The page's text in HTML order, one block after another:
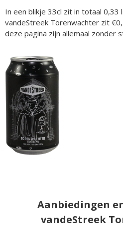
In een blikje 33cl zit in totaal 0,33
vandeStreek Torenwachter zit
deze pagina zijn allemaal zonder
Aanbiedingen
vandeStreek